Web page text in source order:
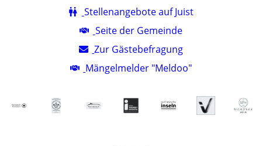
Stellenangebote auf Juist
Seite der Gemeinde
Zur Gästebefragung
Mängelmelder "Meldoo"